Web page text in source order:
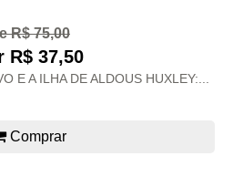
R$ 75,00
R$ 37,50
E A ILHA DE ALDOUS HUXLEY:...
Comprar